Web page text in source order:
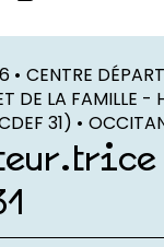
• CENTRE
DE LA FAMILLE -
31) •